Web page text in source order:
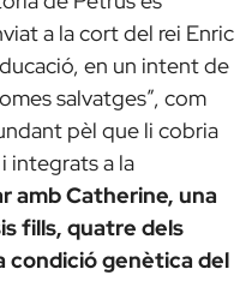
a la cort del rei Enric
en un intent de
salvatges”, com
pèl que li cobria
integrats a la
amb Catherine, una
fills, quatre dels
condició genètica del